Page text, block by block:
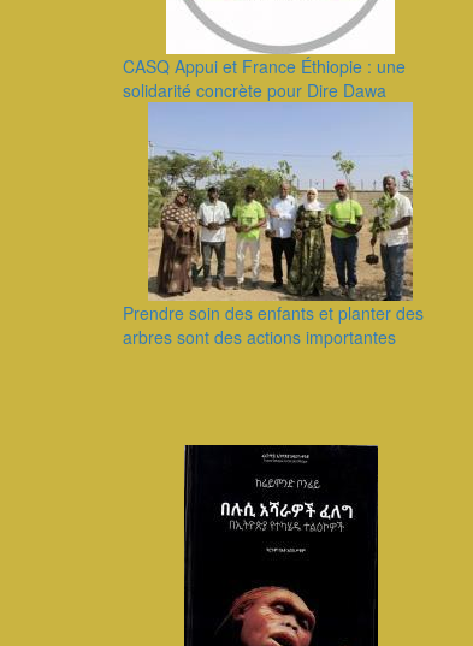
CASQ Appui et France Éthiopie : une
solidarité concrète pour Dire Dawa
Prendre soin des enfants et planter des
arbres sont des actions importantes